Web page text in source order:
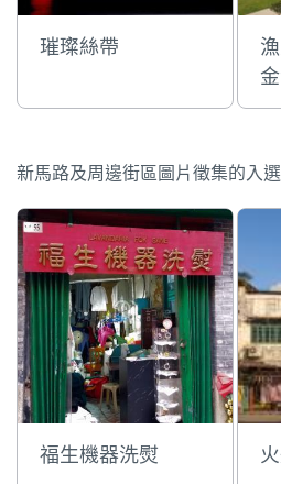
璀璨絲帶
新馬路及周邊街區圖片徵集的入
福生機器洗熨